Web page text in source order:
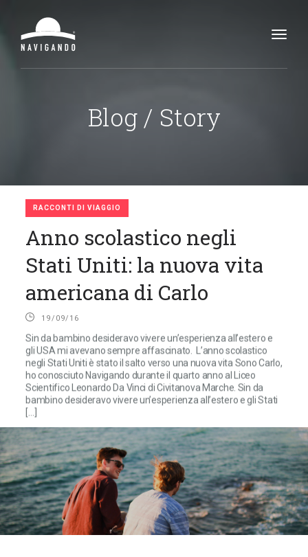
Blog / Story
RACCONTI DI VIAGGIO
Anno scolastico negli
Stati Uniti: la nuova vita
americana di Carlo
19/09/16
Sin da bambino desideravo vivere un’esperienza all’estero e
gli USA mi avevano sempre affascinato. L’anno scolastico
negli Stati Uniti è stato il salto verso una nuova vita Sono Carlo,
ho conosciuto Navigando durante il quarto anno al Liceo
Scientifico Leonardo Da Vinci di Civitanova Marche. Sin da
bambino desideravo vivere un’esperienza all’estero e gli Stati
[…]